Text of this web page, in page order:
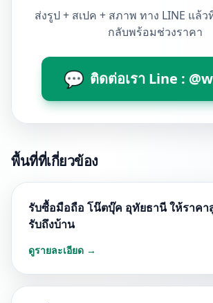
ส่งรูป + สเปค + สภาพ ทาง LINE แล้
กลับพร้อมช่วงราคา
💬 ติดต่อเรา Line :
พื้นที่ที่เกี่ยวข้อง
รับซื้อมือถือ โน๊ตบุ๊ค อุทัยธานี ให้ราคา
รับถึงบ้าน
ดูรายละเอียด →